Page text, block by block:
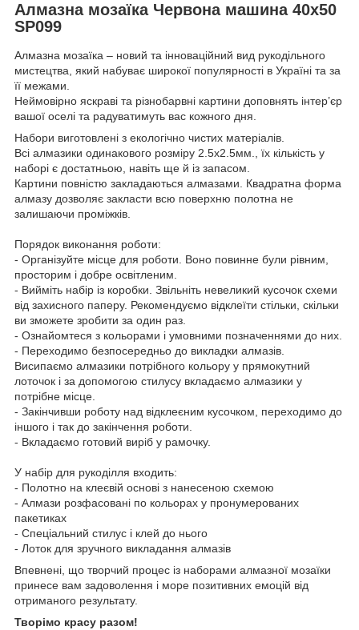
Алмазна мозаїка Червона машина 40х50
SP099
Алмазна мозаїка – новий та інноваційний вид рукодільного
мистецтва, який набуває широкої популярності в Україні та за
її межами.
Неймовірно яскраві та різнобарвні картини доповнять інтер’єр
вашої оселі та радуватимуть вас кожного дня.
Набори виготовлені з екологічно чистих матеріалів.
Всі алмазики одинакового розміру 2.5х2.5мм., їх кількість у
наборі є достатньою, навіть ще й із запасом.
Картини повністю закладаються алмазами. Квадратна форма
алмазу дозволяє закласти всю поверхню полотна не
залишаючи проміжків.
Порядок виконання роботи:
- Організуйте місце для роботи. Воно повинне були рівним,
просторим і добре освітленим.
- Вийміть набір із коробки. Звільніть невеликий кусочок схеми
від захисного паперу. Рекомендуємо відклеїти стільки, скільки
ви зможете зробити за один раз.
- Ознайомтеся з кольорами і умовними позначеннями до них.
- Переходимо безпосередньо до викладки алмазів.
Висипаємо алмазики потрібного кольору у прямокутний
лоточок і за допомогою стилусу вкладаємо алмазики у
потрібне місце.
- Закінчивши роботу над відклеєним кусочком, переходимо до
іншого і так до закінчення роботи.
- Вкладаємо готовий виріб у рамочку.
У набір для рукоділля входить:
- Полотно на клеєвій основі з нанесеною схемою
- Алмази розфасовані по кольорах у пронумерованих
пакетиках
- Спеціальний стилус і клей до нього
- Лоток для зручного викладання алмазів
Впевнені, що творчий процес із наборами алмазної мозаїки
принесе вам задоволення і море позитивних емоцій від
отриманого результату.
Творімо красу разом!